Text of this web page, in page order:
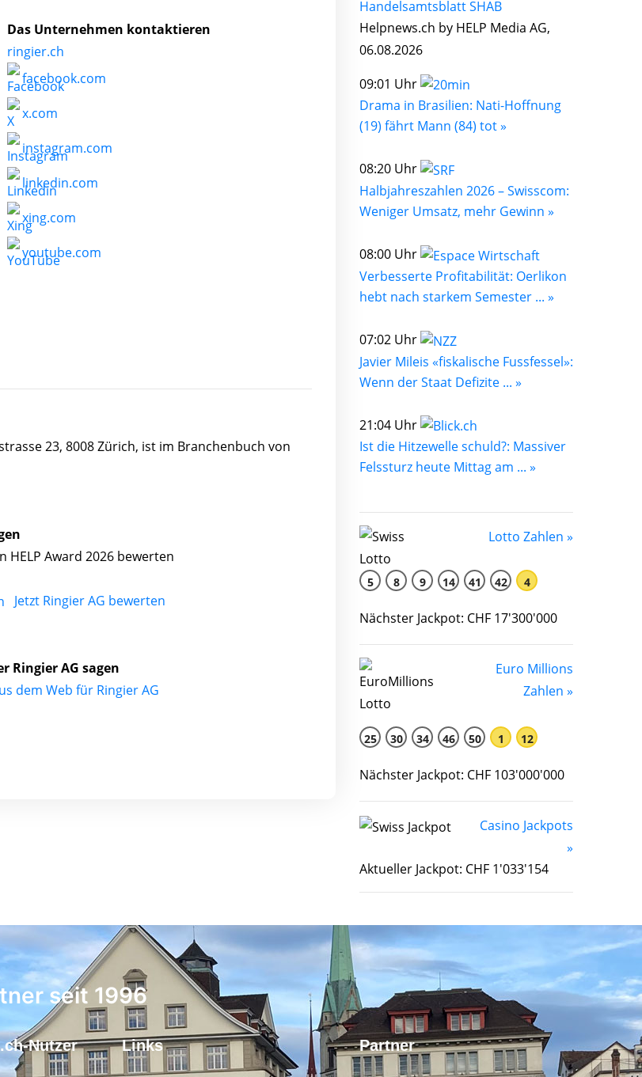
Das Unternehmen kontaktieren
ringier.ch
facebook.com
x.com
instagram.com
linkedin.com
xing.com
youtube.com
23, 8008 Zürich, ist im Branchenbuch von
HELP Award 2026 bewerten
Jetzt Ringier AG bewerten
Ringier AG sagen
dem Web für Ringier AG
Handelsamtsblatt SHAB
Helpnews.ch by HELP Media AG,
06.08.2026
09:01 Uhr
Drama in Brasilien: Nati-Hoffnung
(19) fährt Mann (84) tot »
08:20 Uhr
Halbjahreszahlen 2026 – Swisscom:
Weniger Umsatz, mehr Gewinn »
08:00 Uhr
Verbesserte Profitabilität: Oerlikon
hebt nach starkem Semester ... »
07:02 Uhr
Javier Mileis «fiskalische Fussfessel»:
Wenn der Staat Defizite ... »
21:04 Uhr
Ist die Hitzewelle schuld?: Massiver
Felssturz heute Mittag am ... »
Lotto Zahlen »
5 8 9 14 41 42 4
Nächster Jackpot: CHF 17'300'000
Euro Millions
Zahlen »
25 30 34 46 50 1 12
Nächster Jackpot: CHF 103'000'000
Casino Jackpots
»
Aktueller Jackpot: CHF 1'033'154
seit 1996
Nutzer Links Partner